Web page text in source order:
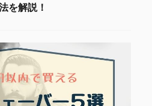
を解説！